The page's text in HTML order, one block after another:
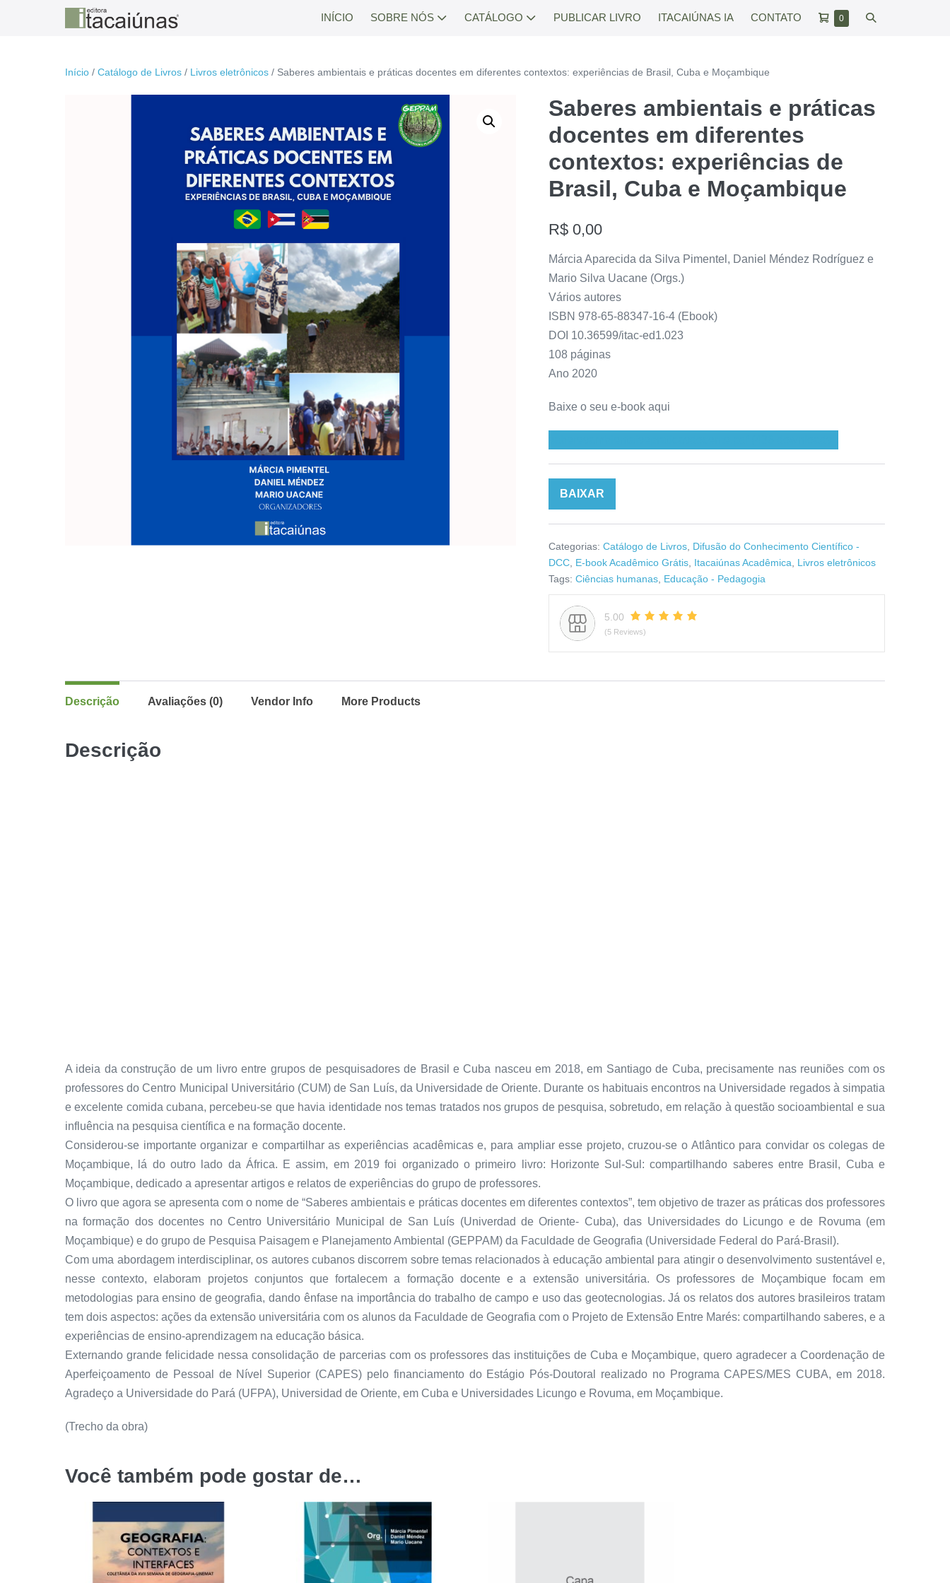
INÍCIO SOBRE NÓS CATÁLOGO PUBLICAR LIVRO ITACAIÚNAS IA CONTATO
Carrinho
0Itens
Alternar
Início / Catálogo de Livros / Livros eletrônicos / Saberes ambientais e práticas docentes em diferentes contextos: experiências de Brasil, Cuba e Moçambique
Saberes ambientais e práticas
docentes em diferentes
contextos: experiências de
Brasil, Cuba e Moçambique
R$ 0,00
Márcia Aparecida da Silva Pimentel, Daniel Méndez Rodríguez e
Mario Silva Uacane (Orgs.)
Vários autores
ISBN 978-65-88347-16-4 (Ebook)
DOI 10.36599/itac-ed1.023
108 páginas
Ano 2020
Baixe o seu e-book aqui
BAIXAR
Categorias:Catálogo de Livros Difusão do Conhecimento Científico -
DCC E-book Acadêmico Grátis Itacaiúnas Acadêmica
Livros eletrônicos
Tags:Ciências humanas Educação - Pedagogia
5.00
(5 Reviews)
Descrição Avaliações (0) Vendor Info More Products
Descrição
A ideia da construção de um livro entre grupos de pesquisadores de Brasil e Cuba nasceu em 2018, em Santiago de Cuba, precisamente nas reuniões com os
professores do Centro Municipal Universitário (CUM) de San Luís, da Universidade de Oriente. Durante os habituais encontros na Universidade regados à simpatia
e excelente comida cubana, percebeu-se que havia identidade nos temas tratados nos grupos de pesquisa, sobretudo, em relação à questão socioambiental e sua
influência na pesquisa científica e na formação docente.
Considerou-se importante organizar e compartilhar as experiências acadêmicas e, para ampliar esse projeto, cruzou-se o Atlântico para convidar os colegas de
Moçambique, lá do outro lado da África. E assim, em 2019 foi organizado o primeiro livro: Horizonte Sul-Sul: compartilhando saberes entre Brasil, Cuba e
Moçambique, dedicado a apresentar artigos e relatos de experiências do grupo de professores.
O livro que agora se apresenta com o nome de “Saberes ambientais e práticas docentes em diferentes contextos”, tem objetivo de trazer as práticas dos professores
na formação dos docentes no Centro Universitário Municipal de San Luís (Univerdad de Oriente- Cuba), das Universidades do Licungo e de Rovuma (em
Moçambique) e do grupo de Pesquisa Paisagem e Planejamento Ambiental (GEPPAM) da Faculdade de Geografia (Universidade Federal do Pará-Brasil).
Com uma abordagem interdisciplinar, os autores cubanos discorrem sobre temas relacionados à educação ambiental para atingir o desenvolvimento sustentável e,
nesse contexto, elaboram projetos conjuntos que fortalecem a formação docente e a extensão universitária. Os professores de Moçambique focam em
metodologias para ensino de geografia, dando ênfase na importância do trabalho de campo e uso das geotecnologias. Já os relatos dos autores brasileiros tratam
tem dois aspectos: ações da extensão universitária com os alunos da Faculdade de Geografia com o Projeto de Extensão Entre Marés: compartilhando saberes, e a
experiências de ensino-aprendizagem na educação básica.
Externando grande felicidade nessa consolidação de parcerias com os professores das instituições de Cuba e Moçambique, quero agradecer a Coordenação de
Aperfeiçoamento de Pessoal de Nível Superior (CAPES) pelo financiamento do Estágio Pós-Doutoral realizado no Programa CAPES/MES CUBA, em 2018.
Agradeço a Universidade do Pará (UFPA), Universidad de Oriente, em Cuba e Universidades Licungo e Rovuma, em Moçambique.
(Trecho da obra)
Você também pode gostar de…